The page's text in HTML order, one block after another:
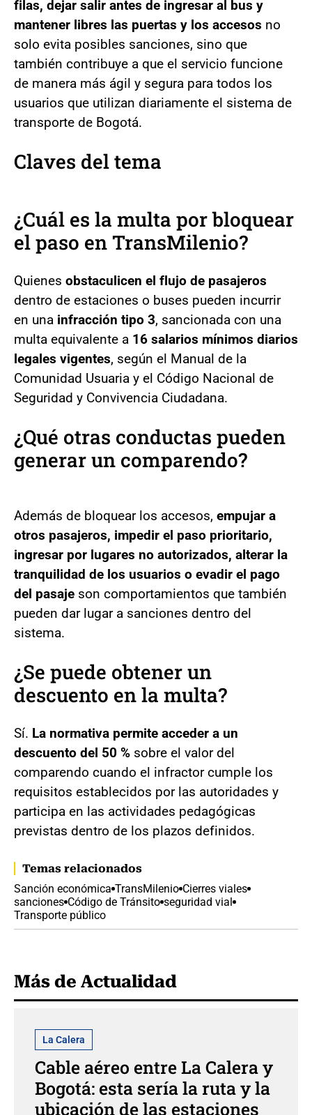
filas, dejar salir antes de ingresar al bus y
mantener libres las puertas y los accesos no
solo evita posibles sanciones, sino que
también contribuye a que el servicio funcione
de manera más ágil y segura para todos los
usuarios que utilizan diariamente el sistema de
transporte de Bogotá.
Claves del tema
¿Cuál es la multa por bloquear
el paso en TransMilenio?
Quienes obstaculicen el flujo de pasajeros
dentro de estaciones o buses pueden incurrir
en una infracción tipo 3, sancionada con una
multa equivalente a 16 salarios mínimos diarios
legales vigentes, según el Manual de la
Comunidad Usuaria y el Código Nacional de
Seguridad y Convivencia Ciudadana.
¿Qué otras conductas pueden
generar un comparendo?
Además de bloquear los accesos, empujar a
otros pasajeros, impedir el paso prioritario,
ingresar por lugares no autorizados, alterar la
tranquilidad de los usuarios o evadir el pago
del pasaje son comportamientos que también
pueden dar lugar a sanciones dentro del
sistema.
¿Se puede obtener un
descuento en la multa?
Sí. La normativa permite acceder a un
descuento del 50 % sobre el valor del
comparendo cuando el infractor cumple los
requisitos establecidos por las autoridades y
participa en las actividades pedagógicas
previstas dentro de los plazos definidos.
Temas relacionados
Sanción económica TransMilenio Cierres viales
sanciones Código de Tránsito seguridad vial
Transporte público
Más de Actualidad
La Calera
Cable aéreo entre La Calera y
Bogotá: esta sería la ruta y la
ubicación de las estaciones